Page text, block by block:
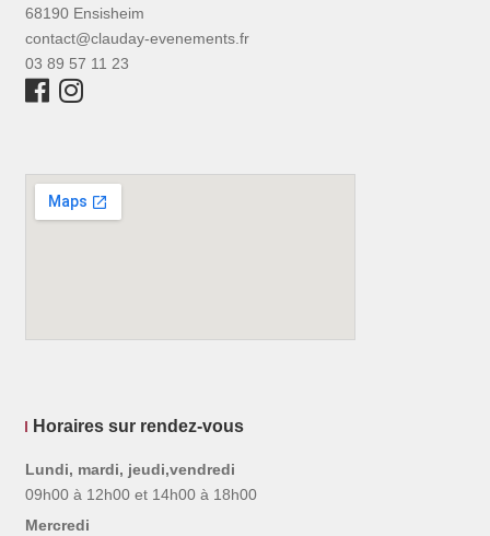
68190 Ensisheim
contact@clauday-evenements.fr
03 89 57 11 23
Horaires sur rendez-vous
Lundi, mardi, jeudi,vendredi
09h00 à 12h00 et 14h00 à 18h00
Mercredi